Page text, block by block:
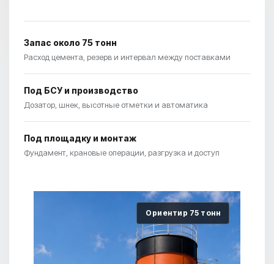
Запас около 75 тонн
Расход цемента, резерв и интервал между поставками
Под БСУ и производство
Дозатор, шнек, высотные отметки и автоматика
Под площадку и монтаж
Фундамент, крановые операции, разгрузка и доступ
Ориентир 75 тонн